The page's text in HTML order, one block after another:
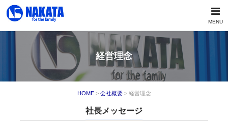
MENU
経営理念
HOME> 会社概要> 経営理念
社長メッセージ